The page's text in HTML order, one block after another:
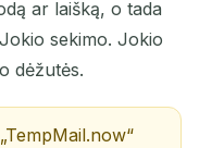
ar laišką, o tada
sekimo. Jokio
dėžutės.